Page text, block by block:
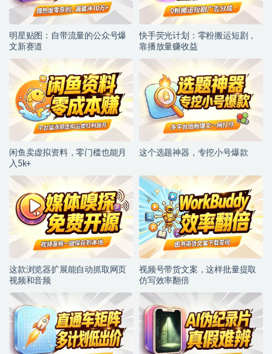
明星贴图：自带流量的公众号爆
文新赛道
快手荧光计划：零粉搬运短剧，
靠播放量赚收益
闲鱼卖虚拟资料，零门槛也能月
入5k+
这个选题神器，专挖小号爆款
这款浏览器扩展能自动抓取网页
视频和音频
视频号带货文案，这样批量提取
仿写效率翻倍